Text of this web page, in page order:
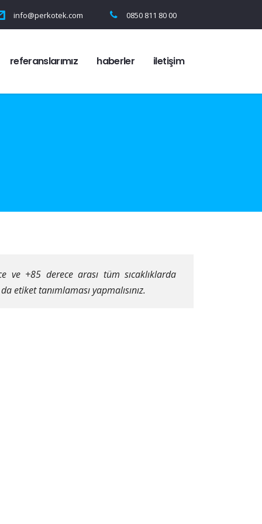
info@perkotek.com 0850 811 80 00
referanslarımız haberler i̇letişim
+85 derece arası tüm sıcaklıklarda
tanımlaması yapmalısınız.